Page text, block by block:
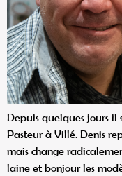
Depuis quelques jours il
Pasteur à Villé. Denis
mais change
laine et bonjour les